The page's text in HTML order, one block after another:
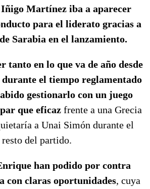
Martínez iba a aparecer
para el liderato gracias a
Sarabia en el lanzamiento.
tanto en lo que va de año desde
durante el tiempo reglamentado
gestionarlo con un juego
que eficazfrente a una Grecia
a Unai Simón durante el
resto del partido.
han podido por contra
con claras oportunidades, cuya